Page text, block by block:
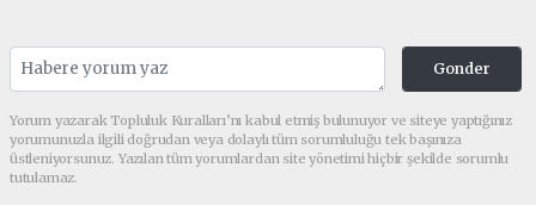
Gonder
Yorum yazarak Topluluk Kuralları’nı kabul etmiş bulunuyor ve siteye yaptığınız
yorumunuzla ilgili doğrudan veya dolaylı tüm sorumluluğu tek başınıza
üstleniyorsunuz. Yazılan tüm yorumlardan site yönetimi hiçbir şekilde sorumlu
tutulamaz.